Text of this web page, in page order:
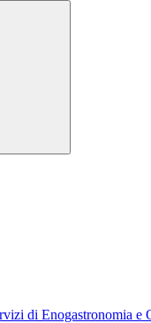
di Enogastronomia e